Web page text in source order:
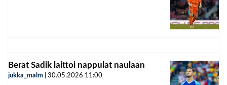
Berat Sadik laittoi nappulat naulaan
jukka_malm 30.05.2026 11:00